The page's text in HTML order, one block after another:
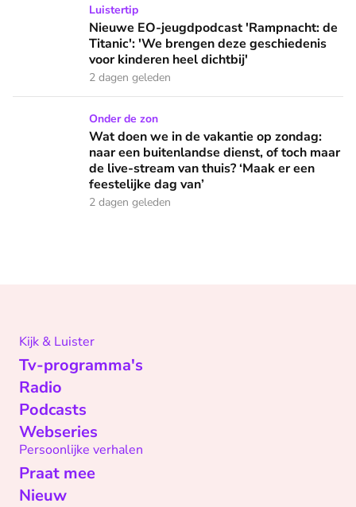
Nieuwe EO-jeugdpodcast 'Rampnacht: de Titanic': 'We
Luistertip
Nieuwe EO-jeugdpodcast 'Rampnacht: de
Titanic': 'We brengen deze geschiedenis
voor kinderen heel dichtbij'
2 dagen geleden
Wat doen we in de vakantie op zondag: naar een
Onder de zon
Wat doen we in de vakantie op zondag:
naar een buitenlandse dienst, of toch maar
de live-stream van thuis? ‘Maak er een
feestelijke dag van’
2 dagen geleden
Kijk & Luister
Tv-programma's
Radio
Podcasts
Webseries
Persoonlijke verhalen
Praat mee
Nieuw